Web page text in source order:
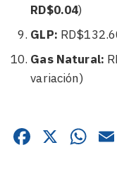
RD$0.04)
GLP:
Gas Natural:
variación)
X